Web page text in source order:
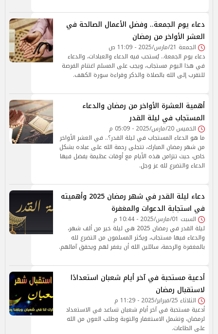
دعاء يوم الجمعة.. وفضل الأعمال الصالحة في
العشر الأواخر من رمضان
الجمعة 21/مارس/2025 - 11:09 ص
دعاء يوم الجمعة.. يُستحب فيه الدعاء والعبادات، والدعاء
في هذا اليوم مستجاب، ويجب على المسلم اغتنام الفرصة
للتقرب إلى الله بالصلاة والذكر وقراءة سورة الكهف.
أهمية العشرة الأواخر من رمضان والدعاء
المستجاب في ليلة القدر
الخميس 20/مارس/2025 - 05:09 م
ما هو الدعاء المستجاب في ليلة القدر؟.. في العشر الأواخر
من شهر رمضان المبارك، تتجلى رحمة الله على عباده بشكل
خاص، حيث تتزامن هذه الأيام مع أوقات عظيمة يفضل فيها
الدعاء والتضرع لله عز وجل.
دعاء ليلة القدر في شهر رمضان 2025 وأهميته
في استجابة الدعوات والمغفرة
السبت 01/مارس/2025 - 10:44 م
ليلة القدر في رمضان 2025 هي ليلة خير من ألف شهر،
والدعاء فيها مستجاب، ويكثر المسلمون من التضرع لله
بالمغفرة والرحمة، سائلين الله أن يغفر لهم ويحقق آمالهم.
أدعية مستحبة في آخر أيام شعبان استعدادًا
لاستقبال رمضان
الثلاثاء 25/فبراير/2025 - 11:29 م
أدعية مستحبة في آخر أيام شعبان تساعد في الاستعداد
لرمضان، وتشمل الاستغفار والتوبة وطلب العون من الله
على الطاعات.